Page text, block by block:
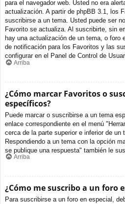
para el navegador web. Usted no era
actualización. A partir de phpBB 3.1, los
suscribirse a un tema. Usted puede ser
Favorito se actualiza. Al suscribirte, sin
hay una actualización de un tema, o foro
de notificación para los Favoritos y las
configurar en el Panel de Control de
Arriba
¿Cómo marcar Favoritos o
específicos?
Puede marcar o suscribirse a un tema
enlace correspondiente en el menú
cerca de la parte superior e inferior de un
Respondiendo a un tema con la opción
se publique una respuesta" también le
Arriba
¿Cómo me suscribo a un foro
Para suscribirse a un foro en especial,